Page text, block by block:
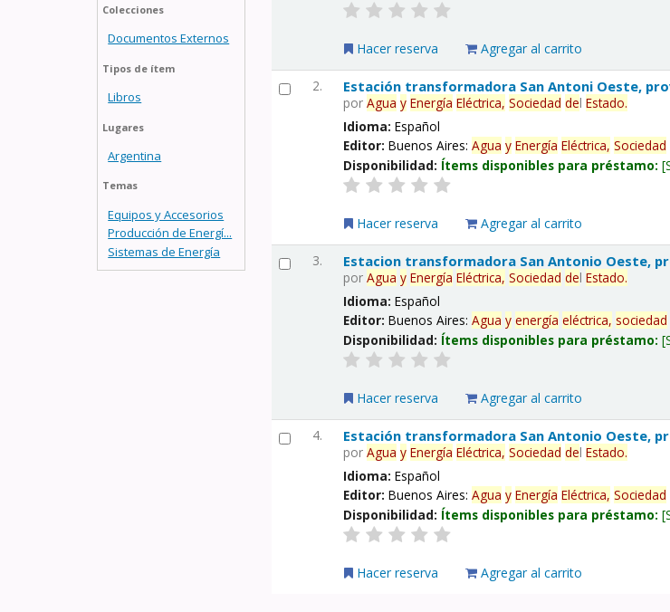
Colecciones
Documentos Externos
Tipos de ítem
Libros
Lugares
Argentina
Temas
Equipos y Accesorios
Producción de Energí...
Sistemas de Energía
Hacer reserva Agregar al carrito
2. Estación transformadora San Antoni Oeste,
porAgua y Energía Eléctrica, Sociedad delEstado.
Idioma:Español
Editor:Buenos Aires:Agua y Energía Eléctrica, Sociedad
Disponibilidad: Ítems disponibles para préstamo:
Hacer reserva Agregar al carrito
3. Estacion transformadora San Antonio Oeste,
porAgua y Energía Eléctrica, Sociedad delEstado.
Idioma:Español
Editor:Buenos Aires:Agua y energía eléctrica, sociedad
Disponibilidad: Ítems disponibles para préstamo:
Hacer reserva Agregar al carrito
4. Estación transformadora San Antonio Oeste,
porAgua y Energía Eléctrica, Sociedad delEstado.
Idioma:Español
Editor:Buenos Aires:Agua y Energía Eléctrica, Sociedad
Disponibilidad: Ítems disponibles para préstamo:
Hacer reserva Agregar al carrito